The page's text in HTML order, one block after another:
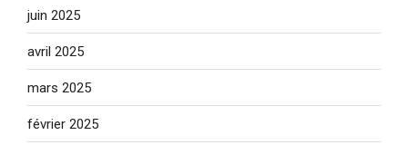
juin 2025
avril 2025
mars 2025
février 2025